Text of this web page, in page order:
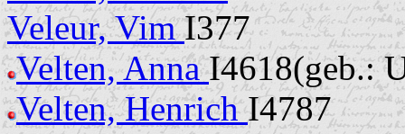
Veleur, VimI377
Velten, AnnaI4618(geb.:
Velten, HenrichI4787